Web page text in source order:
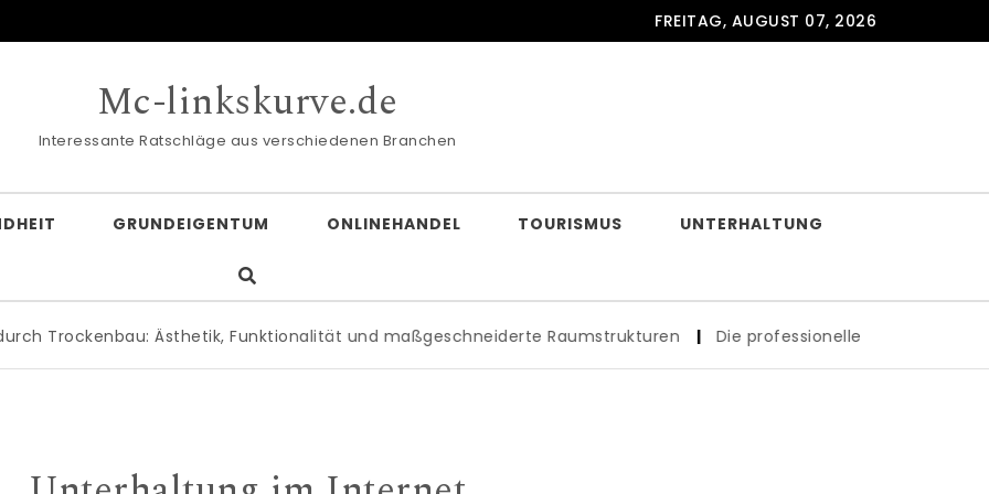
FREITAG, AUGUST 07, 2026
Mc-linkskurve.de
Interessante Ratschläge aus verschiedenen Branchen
GRUNDEIGENTUM ONLINEHANDEL TOURISMUS UNTERHALTUNG
Ästhetik, Funktionalität und maßgeschneiderte Raumstrukturen | Die professionelle Getriebeinstandsetzung: